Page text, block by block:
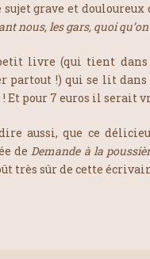
grave et douloureux
nous, les gars, quoi
livre (qui tient dans
partout !) qui se lit
! Et pour 7 euros il serait
aussi, que ce
deDemande à la
très sûr de cette